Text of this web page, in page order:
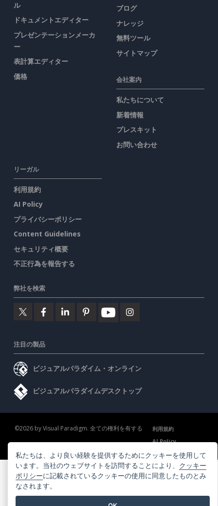
ル
ドキュメントエディター
プレゼンテーションメーカ
ー
表計算エディター
価格
ブログ
ナレッジ
無料ツール
サイトマップ
会社案内
私たちについて
新着情報
プレスキット
お問い合わせ
リーガル
利用規約
AI Policy
プライバシーポリシー
Content Guidelines
セキュリティ概要
不正行為を報告する
弊社を検索
注目の製品
ビジュアルパラダイム・オンライン
ビジュアルパラダイムデスクトップ
©2026 by Visual Paradigm. 全ての権利を有する
利用規約
AI Policy
プライバシーポリシー
Content Guidelines セキュリティ概要
私たちは、より良い経験を提供するためにクッキーを使用して
います。当社のウェブサイトを訪問することにより、 クッキー
ポリシーに記載されているクッキーの使用に同意したものとみ
なされます。